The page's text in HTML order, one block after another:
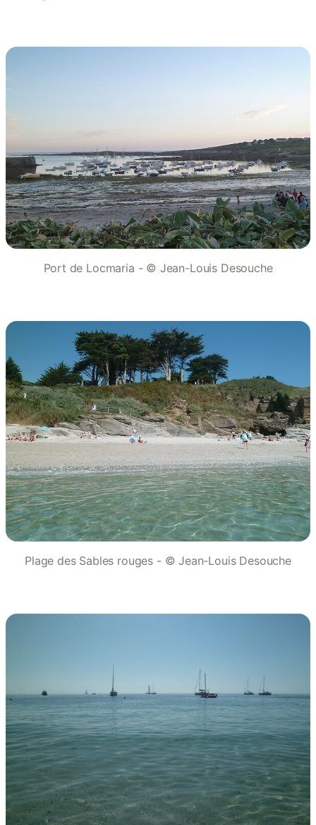
Port de Locmaria - © Jean-Louis Desouche
Plage des Sables rouges - © Jean-Louis Desouche